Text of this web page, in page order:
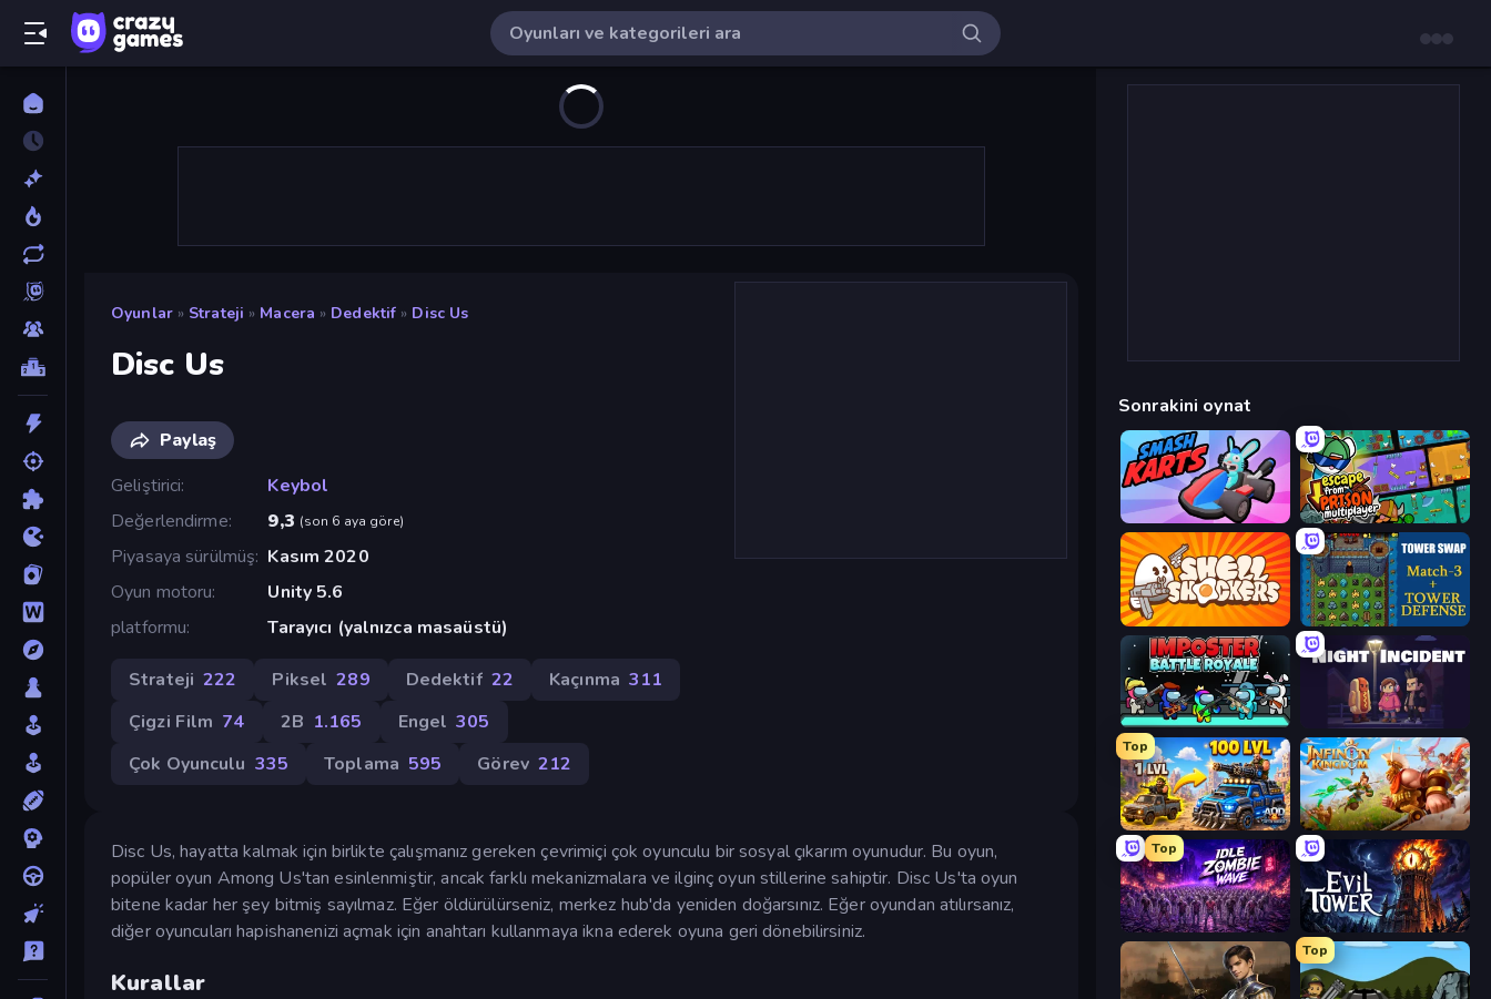
Oyunlar » Strateji » Macera » Dedektif » Disc Us
Disc Us
Paylaş
Geliştirici
Keybol
Değerlendirme
9,3 (son 6 aya göre)
Piyasaya sürülmüş Kasım 2020
Oyun motoru
Unity 5.6
platformu
Tarayıcı (yalnızca masaüstü)
Strateji 222 Piksel 289 Dedektif 22 Kaçınma 311
Çigzi Film 74 2B 1.165 Engel 305
Çok Oyunculu 335 Toplama 595 Görev 212
Disc Us, hayatta kalmak için birlikte çalışmanız gereken çevrimiçi çok oyunculu bir sosyal çıkarım oyunudur. Bu oyun,
popüler oyun Among Us'tan esinlenmiştir, ancak farklı mekanizmalara ve ilginç oyun stillerine sahiptir. Disc Us'ta oyun
bitene kadar her şey bitmiş sayılmaz. Eğer öldürülürseniz, merkez hub'da yeniden doğarsınız. Eğer oyundan atılırsanız,
diğer oyuncuları hapishanenizi açmak için anahtarı kullanmaya ikna ederek oyuna geri dönebilirsiniz.
Kurallar
Sonrakini oynat
Smash Karts Escape From Prison Multiplayer
Shell Shockers Tower Swap
Imposter Battle Royale Night Incident
Top
AOD - Art Of Defense Infinity Kingdom
Top
Idle Zombie Wave: Survivors Evil Tower
Top